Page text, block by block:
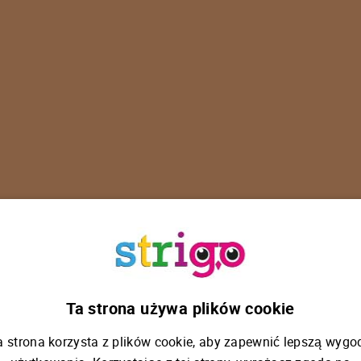
Ups!
Ta strona używa plików cookie
strona korzysta z plików cookie, aby zapewnić lepszą